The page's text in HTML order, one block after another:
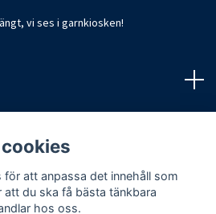
vi ses i garnkiosken!
för att anpassa det innehåll som
du ska få bästa tänkbara
hos oss.